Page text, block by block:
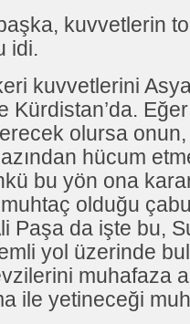
kuvvetlerin
idi.
kuvvetlerini
Kürdistan’da.
olursa
hücum
bu yön ona
olduğu
Paşa da işte bu,
yol üzerinde
muhafaza
ile yetineceği